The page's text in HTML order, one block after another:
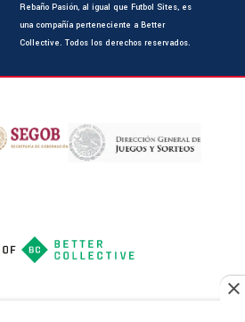
Rebaño Pasión, al igual que Futbol Sites, es
una compañía perteneciente a Better
Collective. Todos los derechos reservados.